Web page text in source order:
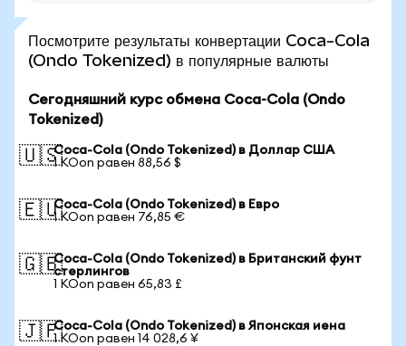
Посмотрите результаты конвертации Coca-Cola
(Ondo Tokenized) в популярные валюты
Сегодняшний курс обмена Coca-Cola (Ondo
Tokenized)
🇺🇸Coca-Cola (Ondo Tokenized) в Доллар США
1 KOon равен 88,56 $
🇪🇺Coca-Cola (Ondo Tokenized) в Евро
1 KOon равен 76,85 €
🇬🇧Coca-Cola (Ondo Tokenized) в Британский фунт
стерлингов
1 KOon равен 65,83 £
🇯🇵Coca-Cola (Ondo Tokenized) в Японская иена
1 KOon равен 14 028,6 ¥